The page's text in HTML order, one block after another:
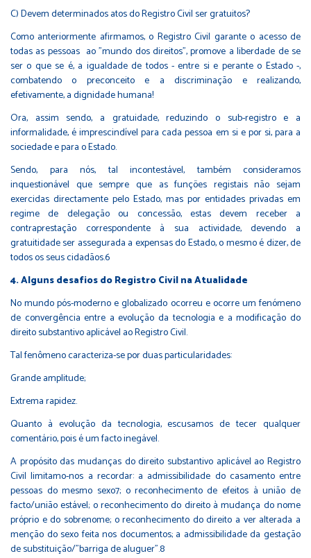
C) Devem determinados atos do Registro Civil ser gratuitos?
Como anteriormente afirmamos, o Registro Civil garante o acesso de
todas as pessoas ao "mundo dos direitos", promove a liberdade de se
ser o que se é, a igualdade de todos - entre si e perante o Estado -,
combatendo o preconceito e a discriminação e realizando,
efetivamente, a dignidade humana!
Ora, assim sendo, a gratuidade, reduzindo o sub-registro e a
informalidade, é imprescindível para cada pessoa em si e por si, para a
sociedade e para o Estado.
Sendo, para nós, tal incontestável, também consideramos
inquestionável que sempre que as funções registais não sejam
exercidas directamente pelo Estado, mas por entidades privadas em
regime de delegação ou concessão, estas devem receber a
contraprestação correspondente à sua actividade, devendo a
gratuitidade ser assegurada a expensas do Estado, o mesmo é dizer, de
todos os seus cidadãos.6
4. Alguns desafios do Registro Civil na Atualidade
No mundo pós-moderno e globalizado ocorreu e ocorre um fenómeno
de convergência entre a evolução da tecnologia e a modificação do
direito substantivo aplicável ao Registro Civil.
Tal fenômeno caracteriza-se por duas particularidades:
Grande amplitude;
Extrema rapidez.
Quanto à evolução da tecnologia, escusamos de tecer qualquer
comentário, pois é um facto inegável.
A propósito das mudanças do direito substantivo aplicável ao Registro
Civil limitamo-nos a recordar: a admissibilidade do casamento entre
pessoas do mesmo sexo7; o reconhecimento de efeitos à união de
facto/união estável; o reconhecimento do direito à mudança do nome
próprio e do sobrenome; o reconhecimento do direito a ver alterada a
menção do sexo feita nos documentos; a admissibilidade da gestação
de substituição/"barriga de aluguer".8